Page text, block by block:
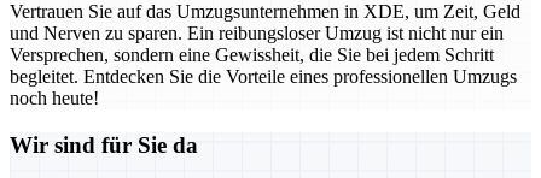
Vertrauen Sie auf das Umzugsunternehmen in XDE, um Zeit, Geld
und Nerven zu sparen. Ein reibungsloser Umzug ist nicht nur ein
Versprechen, sondern eine Gewissheit, die Sie bei jedem Schritt
begleitet. Entdecken Sie die Vorteile eines professionellen Umzugs
noch heute!
Wir sind für Sie da